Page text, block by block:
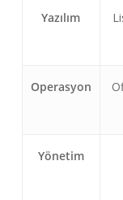
Yazılım
Operasyon
Yönetim